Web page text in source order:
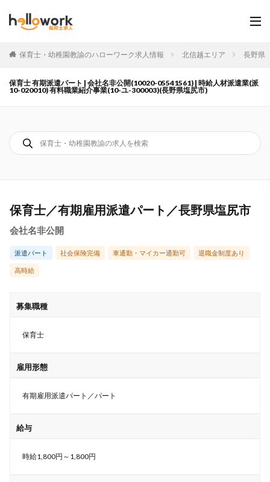
保育士・幼稚園教諭のハローワーク求人情報 北信越エリア 長野県
保育士 有期派遣パート | 会社名非公開(10020-05541561) | 時給人材派遣業(派
10-020010) 有料職業紹介事業(10-ユ-300003)(長野県塩尻市)
保育士／有期雇用派遣パート／長野県塩尻市
会社名非公開
派遣パート 社会保険完備 車通勤・マイカー通勤可 退職金制度あり
高時給
募集職種
保育士
雇用形態
有期雇用派遣パート／パート
給与
時給1,800円～1,800円